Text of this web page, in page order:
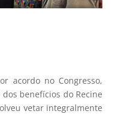
acordo no Congresso,
benefícios do Recine
vetar integralmente